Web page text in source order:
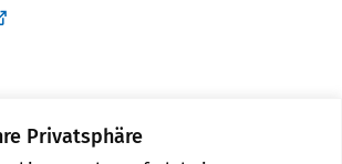
Privatsphäre